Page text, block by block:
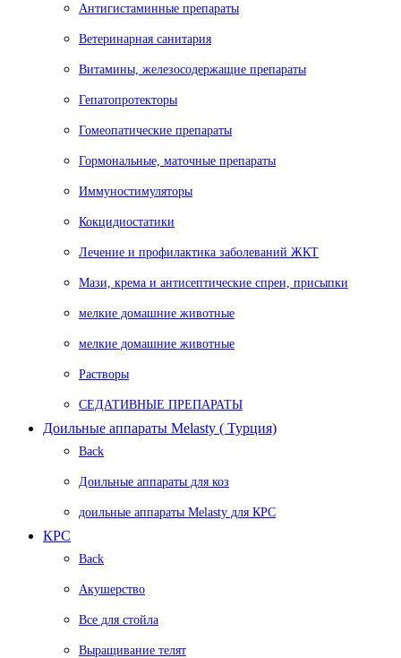
Антигистаминные препараты
Ветеринарная санитария
Витамины, железосодержащие препараты
Гепатопротекторы
Гомеопатические препараты
Гормональные, маточные препараты
Иммуностимуляторы
Кокцидиостатики
Лечение и профилактика заболеваний ЖКТ
Мази, крема и антисептические спреи, присыпки
мелкие домашние животные
мелкие домашние животные
Растворы
СЕДАТИВНЫЕ ПРЕПАРАТЫ
Доильные аппараты Melasty ( Турция)
Back
Доильные аппараты для коз
доильные аппараты Melasty для КРС
КРС
Back
Акушерство
Все для стойла
Выращивание телят